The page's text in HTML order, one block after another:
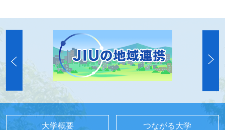
大学概要 つながる大学